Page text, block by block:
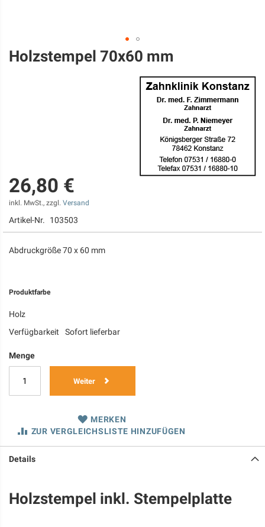
Zum
Anfang
Holzstempel 70x60 mm
26,80 €
inkl. MwSt., zzgl. Versand
Artikel-Nr. 103503
Abdruckgröße 70 x 60 mm
Produktfarbe
Holz
Verfügbarkeit
Sofort lieferbar
Menge
Weiter
MERKEN
ZUR VERGLEICHSLISTE HINZUFÜGEN
Details
Holzstempel inkl. Stempelplatte